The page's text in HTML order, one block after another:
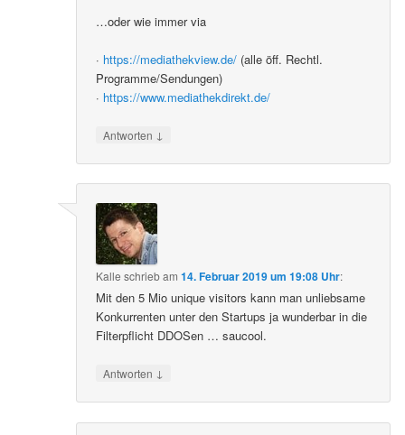
…oder wie immer via
· https://mediathekview.de/ (alle öff. Rechtl.
Programme/Sendungen)
· https://www.mediathekdirekt.de/
Antworten ↓
Kalle schriebam14. Februar 2019 um 19:08 Uhr:
Mit den 5 Mio unique visitors kann man unliebsame
Konkurrenten unter den Startups ja wunderbar in die
Filterpflicht DDOSen … saucool.
Antworten ↓